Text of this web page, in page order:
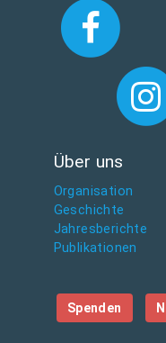
Über uns
Organisation
Geschichte
Jahresberichte
Publikationen
Spenden